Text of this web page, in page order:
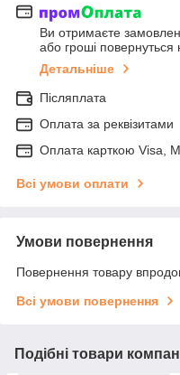
Ви отримаєте
або гроші повернуться
Детальніше
Післяплата
Оплата за реквізитами
Оплата карткою Visa,
Всі умови оплати
Умови повернення
Повернення товару
Всі умови повернення
Подібні товари